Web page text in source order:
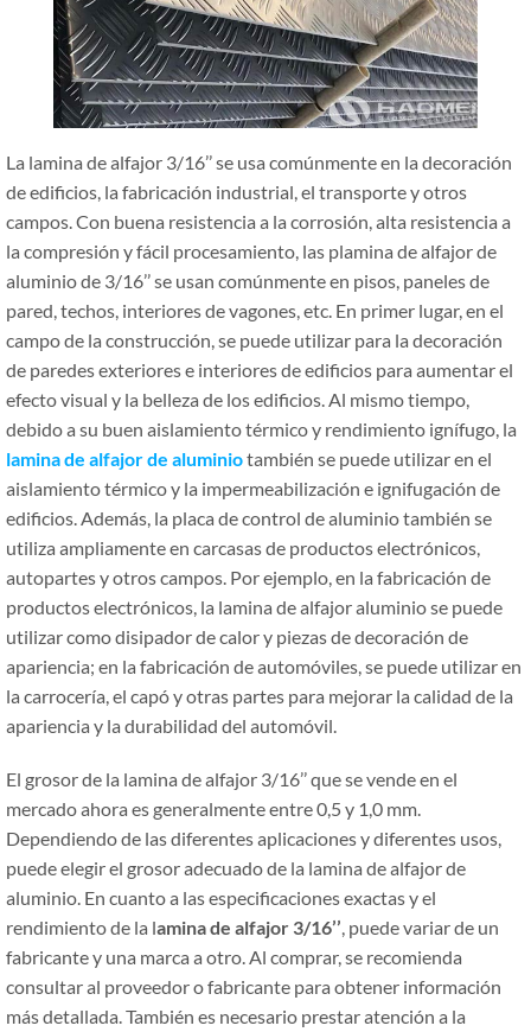
La lamina de alfajor 3/16’’ se usa comúnmente en la decoración
de edificios, la fabricación industrial, el transporte y otros
campos. Con buena resistencia a la corrosión, alta resistencia a
la compresión y fácil procesamiento, las plamina de alfajor de
aluminio de 3/16’’ se usan comúnmente en pisos, paneles de
pared, techos, interiores de vagones, etc. En primer lugar, en el
campo de la construcción, se puede utilizar para la decoración
de paredes exteriores e interiores de edificios para aumentar el
efecto visual y la belleza de los edificios. Al mismo tiempo,
debido a su buen aislamiento térmico y rendimiento ignífugo, la
lamina de alfajor de aluminiotambién se puede utilizar en el
aislamiento térmico y la impermeabilización e ignifugación de
edificios. Además, la placa de control de aluminio también se
utiliza ampliamente en carcasas de productos electrónicos,
autopartes y otros campos. Por ejemplo, en la fabricación de
productos electrónicos, la lamina de alfajor aluminio se puede
utilizar como disipador de calor y piezas de decoración de
apariencia; en la fabricación de automóviles, se puede utilizar en
la carrocería, el capó y otras partes para mejorar la calidad de la
apariencia y la durabilidad del automóvil.
El grosor de la lamina de alfajor 3/16’’ que se vende en el
mercado ahora es generalmente entre 0,5 y 1,0 mm.
Dependiendo de las diferentes aplicaciones y diferentes usos,
puede elegir el grosor adecuado de la lamina de alfajor de
aluminio. En cuanto a las especificaciones exactas y el
rendimiento de la lamina de alfajor 3/16’’, puede variar de un
fabricante y una marca a otro. Al comprar, se recomienda
consultar al proveedor o fabricante para obtener información
más detallada. También es necesario prestar atención a la